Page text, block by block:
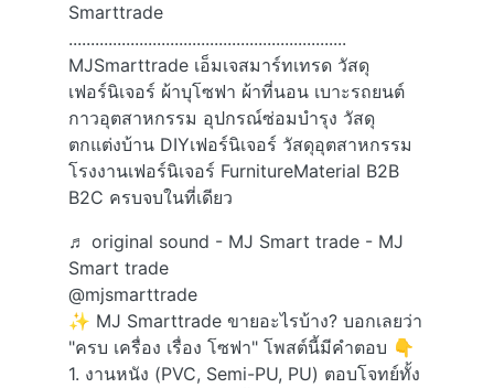
Smarttrade
...............................................................
MJSmarttrade เอ็มเจสมาร์ทเทรด วัสดุ
เฟอร์นิเจอร์ ผ้าบุโซฟา ผ้าที่นอน เบาะรถยนต์
กาวอุตสาหกรรม อุปกรณ์ซ่อมบำรุง วัสดุ
ตกแต่งบ้าน DIYเฟอร์นิเจอร์ วัสดุอุตสาหกรรม
โรงงานเฟอร์นิเจอร์ FurnitureMaterial B2B
B2C ครบจบในที่เดียว
♬ original sound - MJ Smart trade - MJ
Smart trade
@mjsmarttrade
✨ MJ Smarttrade ขายอะไรบ้าง? บอกเลยว่า
"ครบ เครื่อง เรื่อง โซฟา" โพสต์นี้มีคำตอบ 👇
1. งานหนัง (PVC, Semi-PU, PU) ตอบโจทย์ทั้ง